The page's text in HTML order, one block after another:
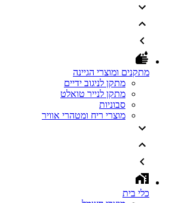
מתקנים ומוצרי הגיינה
מתקן לניגוב ידיים
מתקן לנייר טואלט
סבוניות
מוצרי ריח ומטהרי אוויר
כלי בית